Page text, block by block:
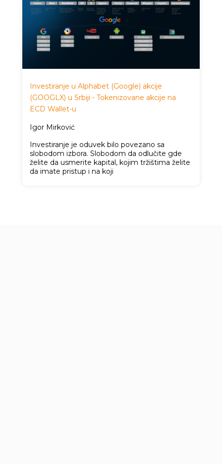
Investiranje u Alphabet (Google) akcije
(GOOGLX) u Srbiji - Tokenizovane akcije na
ECD Wallet-u
Igor Mirković
Investiranje je oduvek bilo povezano sa
slobodom izbora. Slobodom da odlučite gde
želite da usmerite kapital, kojim tržištima želite
da imate pristup i na koji